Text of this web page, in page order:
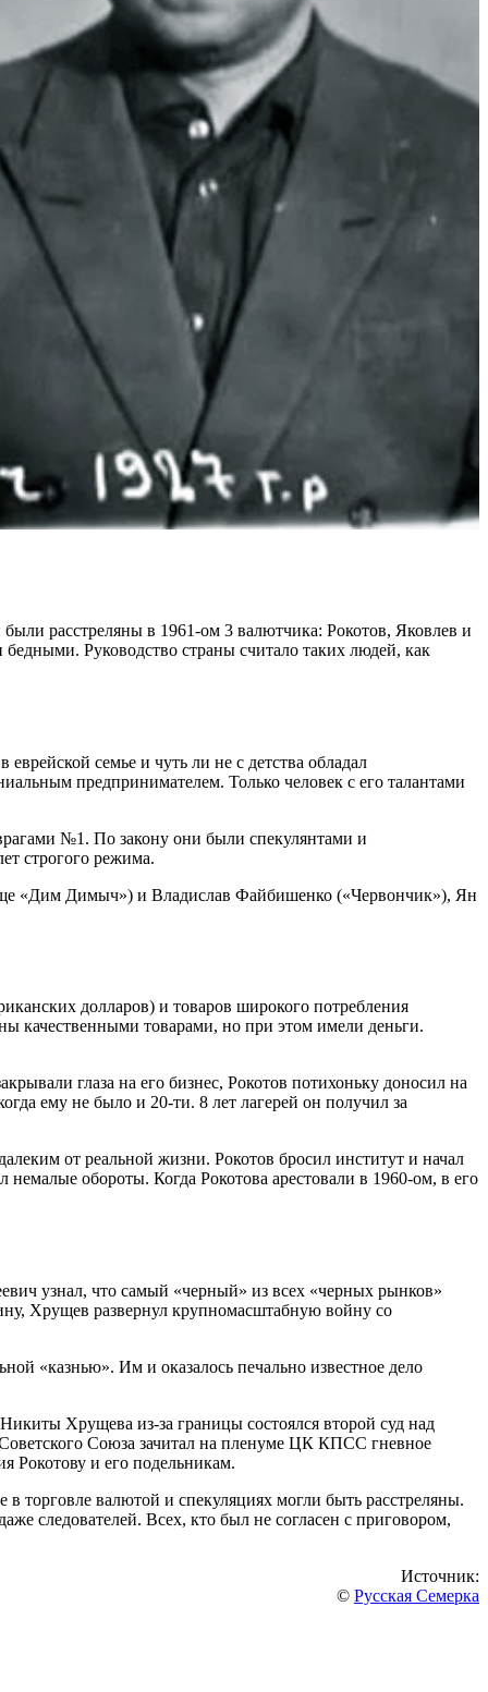
расстреляны в 1961-ом 3 валютчика: Рокотов, Яковлев и
Руководство страны считало таких людей, как
семье и чуть ли не с детства обладал
предпринимателем. Только человек с его талантами
№1. По закону они были спекулянтами и
строгого режима.
«Дим Димыч») и Владислав Файбишенко («Червончик»), Ян
долларов) и товаров широкого потребления
качественными товарами, но при этом имели деньги.
глаза на его бизнес, Рокотов потихоньку доносил на
ему не было и 20-ти. 8 лет лагерей он получил за
от реальной жизни. Рокотов бросил институт и начал
немалые обороты. Когда Рокотова арестовали в 1960-ом, в его
узнал, что самый «черный» из всех «черных рынков»
Хрущев развернул крупномасштабную войну со
«казнью». Им и оказалось печально известное дело
Хрущева из-за границы состоялся второй суд над
Союза зачитал на пленуме ЦК КПСС гневное
Рокотову и его подельникам.
торговле валютой и спекуляциях могли быть расстреляны.
следователей. Всех, кто был не согласен с приговором,
Источник:
© Русская Семерка